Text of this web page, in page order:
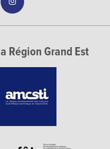
Région Grand Est